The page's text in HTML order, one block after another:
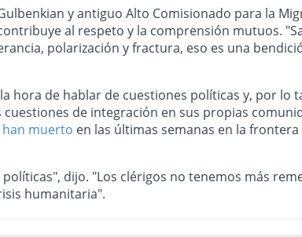
y antiguo Alto Comisionado para la
al respeto y la comprensión mutuos.
polarización y fractura, eso es una
hora de hablar de cuestiones políticas y, por lo
de integración en sus propias
muerto en las últimas semanas en la frontera
dijo. "Los clérigos no tenemos más
humanitaria".